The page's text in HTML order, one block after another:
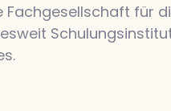
Fachgesellschaft für